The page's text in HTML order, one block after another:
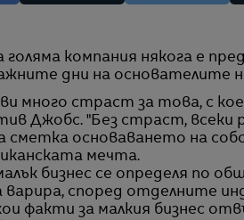
дни на основателите
ви много страст за това, с
Джобс. "Без страст, всеки
сметка основаването на
мечта.
бизнес се определя по
варира, според отделните
факти за малкия бизнес